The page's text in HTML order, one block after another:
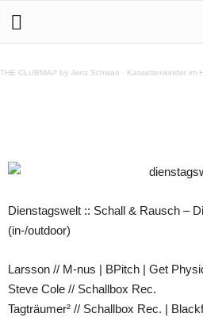
THE CLUBMAP by Jens Schwan · Kassettenkinder im
Dienstagswelt :: Schall &
Dienstagswelt :: Schall & Rausch –
(in-/outdoor)
Larsson // M-nus | BPitch | Get
Steve Cole // Schallbox Rec.
Tagträumer² // Schallbox Rec. |